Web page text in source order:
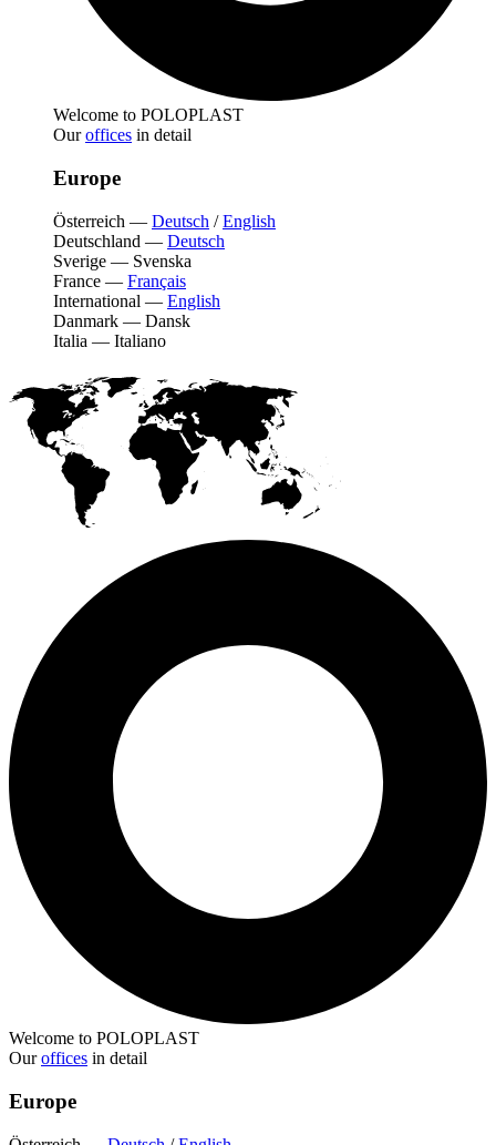
Welcome to POLOPLAST
Ouroffices in detail
Europe
Österreich — Deutsch /English
Deutschland — Deutsch
Sverige — Svenska
France — Français
International — English
Danmark — Dansk
Italia — Italiano
Welcome to POLOPLAST
Ouroffices in detail
Europe